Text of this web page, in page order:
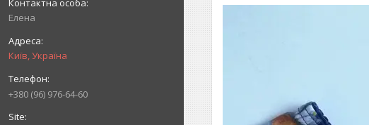
Елена
Київ, Україна
+380 (96) 976-64-60